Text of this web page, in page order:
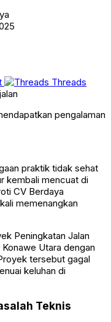
Threads
pengalaman
praktik tidak sehat
kembali mencuat di
CV Berdaya
memenangkan
Peningkatan Jalan
Utara dengan
tersebut gagal
keluhan di
Teknis